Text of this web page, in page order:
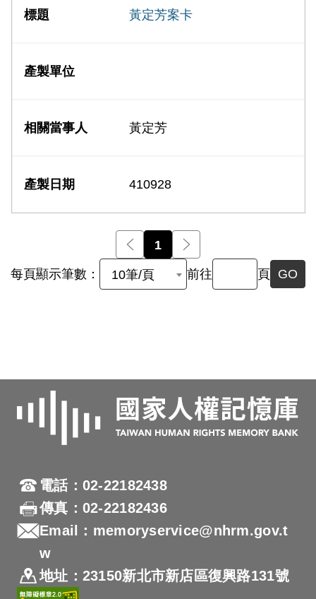
黃定芳案卡
黃定芳
410928
前一頁
1
每頁顯示筆數： 10筆/頁 前往 頁 GO
電話：02-22182438
傳真：02-22182436
Email：memoryservice@nhrm.gov.t
w
地址：23150新北市新店區復興路131號